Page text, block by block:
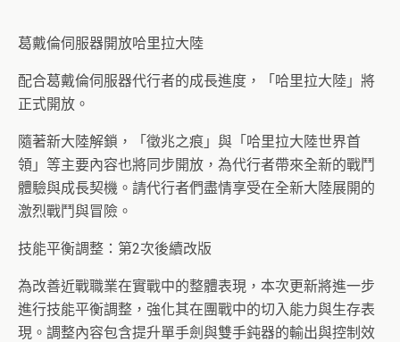
葛戴倫伺服器開放哈里拉大陸
配合葛戴倫伺服器代行者的成長進度，「哈里拉大陸」將
正式開放。
隨著新大陸解鎖，「徵兆之痕」與「哈里拉大陸世界首
領」等主要內容也將同步開放，為代行者帶來全新的戰鬥
體驗與成長契機。請代行者們盡情享受在全新大陸展開的
激烈戰鬥與冒險。
技能平衡調整：第2次後續改版
為改善近戰職業在實戰中的整體表現，本次更新將進一步
進行技能平衡調整，強化其在團戰中的切入能力與生存表
現。調整內容包含提升單手劍與雙手鈍器的輸出與控制效